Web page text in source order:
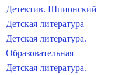
Детектив. Шпионский
Детская литература
Детская литература.
Образовательная
Детская литература.